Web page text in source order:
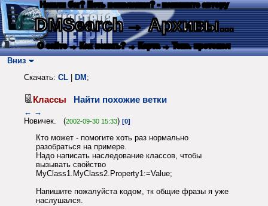
Нашли баг? Есть пожелания? - напишите автору
DMSearch→ Архивы...
О сайте → Как искать? → Карта → Текс. протокол
Вниз
Скачать: CL DM ;
Классы Найти похожие ветки
← →
Новичек. (2002-09-30 15:33) [0]
Кто может - помогите хоть раз нормально
разобраться на примере.
Надо написать наследование классов, чтобы
вызывать свойство
MyClass1.MyClass2.Property1:=Value;
Напишите пожалуйста кодом, тк общие фразы я уже
наслушался.